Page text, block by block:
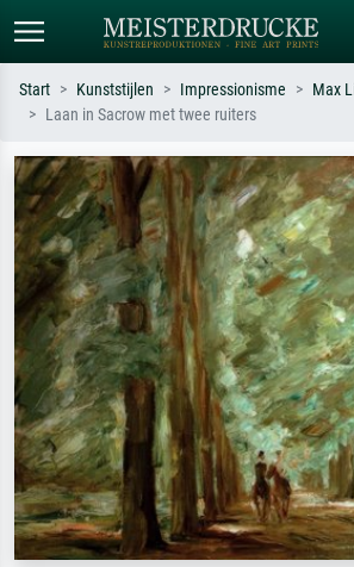
Zoek op kunstenaar, titel of stijl – bijv.
Monet, Sterrennacht, impressionisme,
Hokusai-golf, naakt.
Beschrijf
weide,
Start Kunststijlen Impressionisme
Max
Laan in Sacrow met twee ruiters